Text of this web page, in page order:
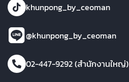
khunpong_by_ceoman
@khunpong_by_ceoman
02-447-9292 (สำนักงานใหญ่)